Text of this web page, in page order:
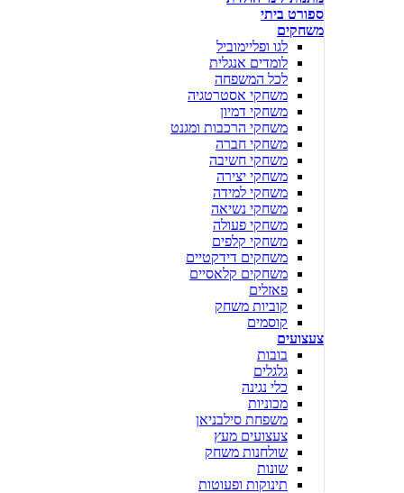
ספורט ביתי
משחקים
לגו ופליימוביל
לומדים אנגלית
לכל המשפחה
משחקי אסטרטגיה
משחקי דמיון
משחקי הרכבות ומגנט
משחקי חברה
משחקי חשיבה
משחקי יצירה
משחקי למידה
משחקי נשיאה
משחקי פעולה
משחקי קלפים
משחקים דידקטיים
משחקים קלאסיים
פאזלים
קוביות משחק
קוסמים
צעצועים
בובות
גלגלים
כלי נגינה
מכוניות
משפחת סילבניאן
צעצועים מעץ
שולחנות משחק
שונות
תינוקות ופעוטות